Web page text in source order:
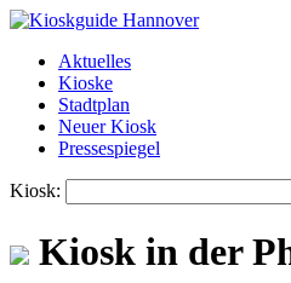
Aktuelles
Kioske
Stadtplan
Neuer Kiosk
Pressespiegel
Kiosk:
Kiosk in der